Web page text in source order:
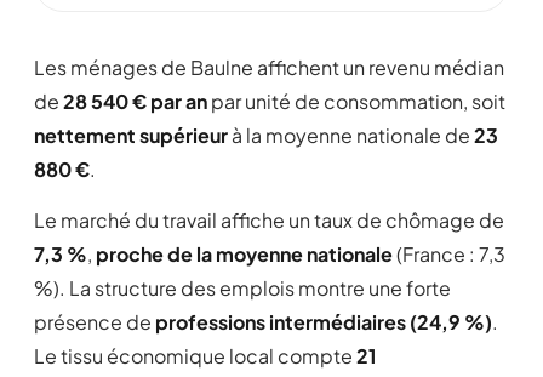
Les ménages de Baulne affichent un revenu médian
de28 540 € par anpar unité de consommation, soit
nettement supérieurà la moyenne nationale de23
880 €.
Le marché du travail affiche un taux de chômage de
7,3 %, proche de la moyenne nationale(France : 7,3
%). La structure des emplois montre une forte
présence de professions intermédiaires (24,9 %).
Le tissu économique local compte21